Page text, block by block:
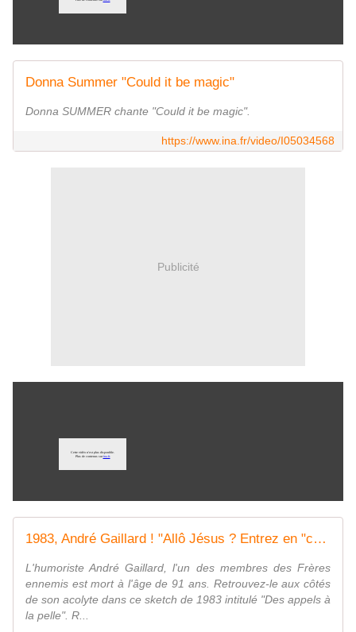
Donna Summer "Could it be magic"
Donna SUMMER chante "Could it be magic".
https://www.ina.fr/video/I05034568
Publicité
1983, André Gaillard ! "Allô Jésus ? Entrez en "cène" !" - Archives vidéo et radio Ina.fr
L'humoriste André Gaillard, l'un des membres des Frères
ennemis est mort à l'âge de 91 ans. Retrouvez-le aux côtés
de son acolyte dans ce sketch de 1983 intitulé "Des appels à
la pelle". R...